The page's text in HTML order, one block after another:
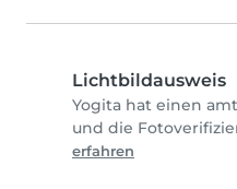
Lichtbildausweis
Yogita hat einen
und die
erfahren